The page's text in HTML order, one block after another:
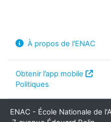
À propos de l'ENAC
Obtenir l’app mobile
Politiques
ENAC - École Nationale de